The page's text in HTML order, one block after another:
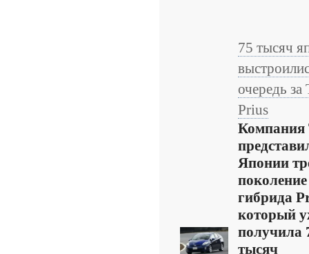
75 тысяч
очередь за
Prius
Компания
Японии
поколение
гибрида
который
получила
тысяч